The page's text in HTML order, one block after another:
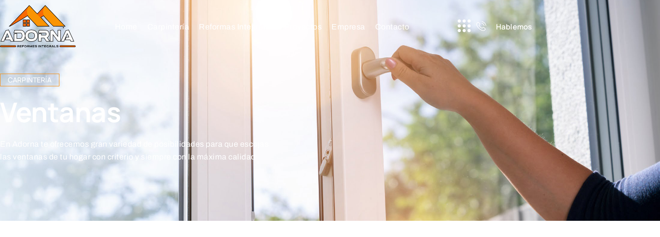
Carpintería Reformas Integrales Proyectos Empresa Contacto Hablemos
CARPINTERÍA
Ventanas
En Adorna te ofrecemos gran variedad de posibilidades para que escojas
las ventanas de tu hogar con criterio y siempre con la máxima calidad